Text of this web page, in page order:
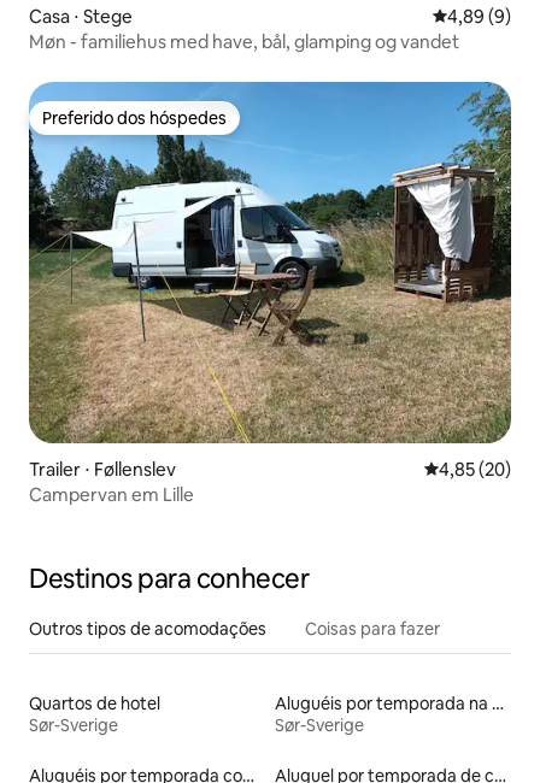
Casa ⋅ Stege 4,89 de uma
4,89 (9)
Møn - familiehus med have, bål, glamping og vandet
Preferido dos hóspedes
Preferido dos hóspedes
Trailer ⋅ Føllenslev 4,85 de uma
4,85 (20)
Campervan em Lille
Destinos para conhecer
Outros tipos de acomodações Coisas para fazer
Quartos de hotel
Sør-Sverige
Aluguéis por temporada na orla
Sør-Sverige
Aluguéis por temporada com cama de altura acessível
Aluguel por temporada de casas de veraneio